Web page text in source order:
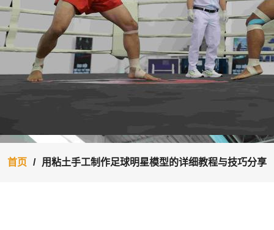
首页 用粘土手工制作足球明星模型的详细教程与技巧分享